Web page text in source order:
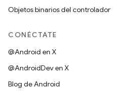
Objetos binarios del controlador
CONÉCTATE
@Android en X
@AndroidDev en X
Blog de Android